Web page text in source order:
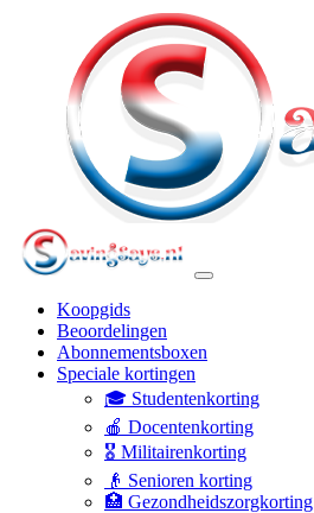
Koopgids
Beoordelingen
Abonnementsboxen
Speciale kortingen
🎓 Studentenkorting
🍎 Docentenkorting
🎖️ Militairenkorting
👴 Senioren korting
🏥 Gezondheidszorgkorting